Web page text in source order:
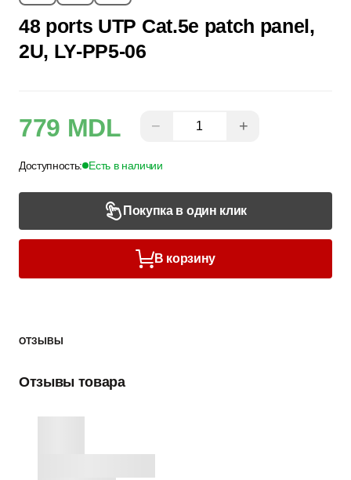
48 ports UTP Cat.5e patch panel,
2U, LY-PP5-06
779 MDL − +
Доступность: Есть в наличии
Покупка в один клик
В корзину
ОТЗЫВЫ
Отзывы товара